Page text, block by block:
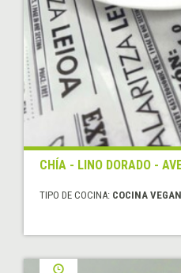
CHÍA - LINO DORADO -
TIPO DE COCINA: COCINA